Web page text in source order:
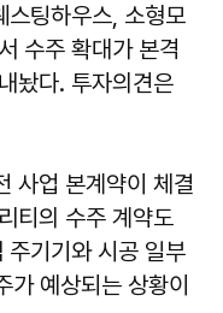
스팅하우스, 소형모
수주 확대가 본격
놨다. 투자의견은
사업 본계약이 체결
티의 수주 계약도
주기기와 시공 일부
예상되는 상황이